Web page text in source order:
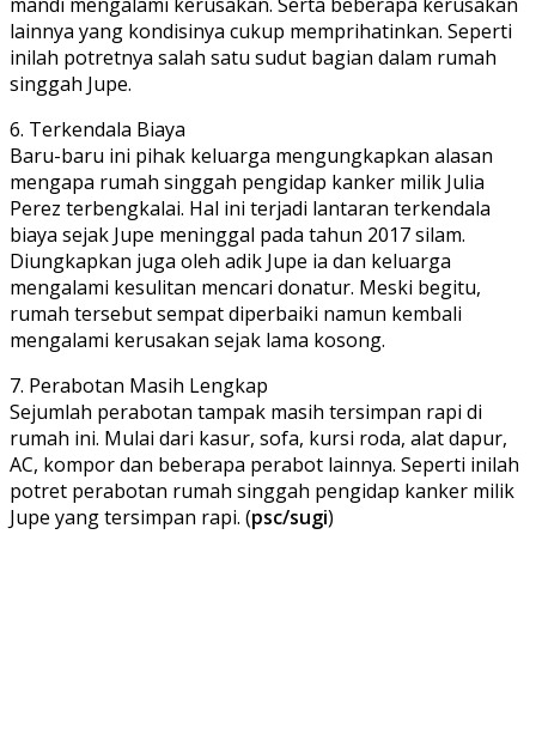
lainnya yang kondisinya cukup memprihatinkan. Seperti
inilah potretnya salah satu sudut bagian dalam rumah
singgah Jupe.
6. Terkendala Biaya
Baru-baru ini pihak keluarga mengungkapkan alasan
mengapa rumah singgah pengidap kanker milik Julia
Perez terbengkalai. Hal ini terjadi lantaran terkendala
biaya sejak Jupe meninggal pada tahun 2017 silam.
Diungkapkan juga oleh adik Jupe ia dan keluarga
mengalami kesulitan mencari donatur. Meski begitu,
rumah tersebut sempat diperbaiki namun kembali
mengalami kerusakan sejak lama kosong.
7. Perabotan Masih Lengkap
Sejumlah perabotan tampak masih tersimpan rapi di
rumah ini. Mulai dari kasur, sofa, kursi roda, alat dapur,
AC, kompor dan beberapa perabot lainnya. Seperti inilah
potret perabotan rumah singgah pengidap kanker milik
Jupe yang tersimpan rapi. (psc/sugi)